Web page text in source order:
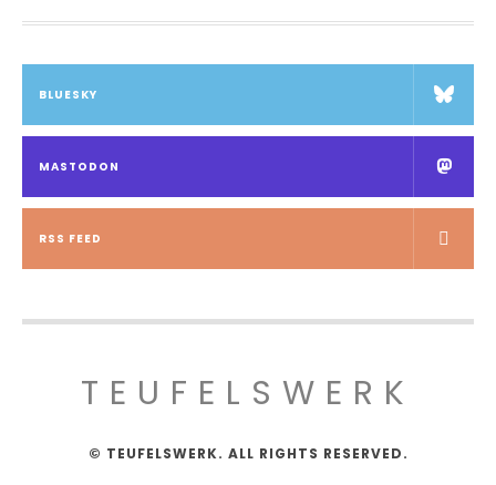
BLUESKY
MASTODON
RSS FEED
TEUFELSWERK
© TEUFELSWERK. ALL RIGHTS RESERVED.